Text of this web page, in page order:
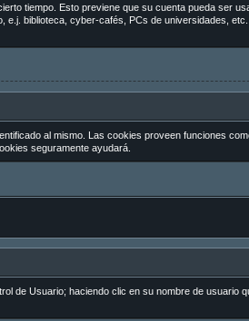
tiempo. Esto previene que su cuenta pueda ser
biblioteca, cyber-cafés, PCs de universidades, etc.
al mismo. Las cookies proveen funciones
seguramente ayudará.
de Usuario; haciendo clic en su nombre de usuario